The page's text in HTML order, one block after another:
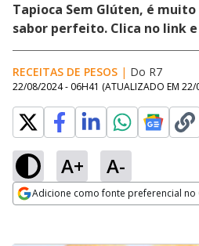
Tapioca Sem Glúten, é
sabor perfeito. Clica no link
RECEITAS DE PESOS | Do R7
22/08/2024 - 06H41 (ATUALIZADO EM 22/
A+ A-
Adicione como fonte preferencial no